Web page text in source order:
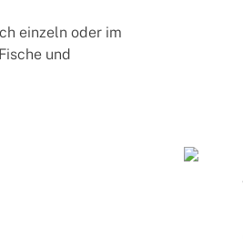
einzeln oder im
und